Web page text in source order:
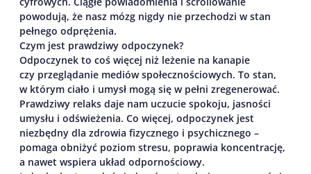
powodują, że nasz mózg nigdy nie przechodzi w stan
pełnego odprężenia.
Czym jest prawdziwy odpoczynek?
Odpoczynek to coś więcej niż leżenie na kanapie
czy przeglądanie mediów społecznościowych. To stan,
w którym ciało i umysł mogą się w pełni zregenerować.
Prawdziwy relaks daje nam uczucie spokoju, jasności
umysłu i odświeżenia. Co więcej, odpoczynek jest
niezbędny dla zdrowia fizycznego i psychicznego –
pomaga obniżyć poziom stresu, poprawia koncentrację,
a nawet wspiera układ odpornościowy.